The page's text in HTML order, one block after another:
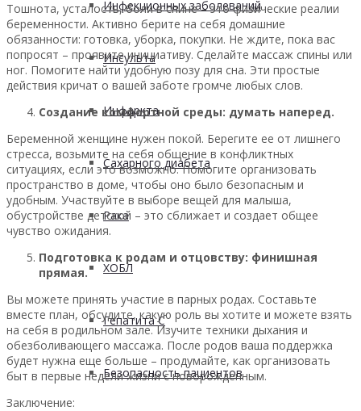
Инфекционных заболеваний
Инсульта
Инфаркта
Сахарного диабета
Рака
ХОБЛ
Гепатита С
Безопасность пациентов
Тошнота, усталость, боли в спине – это физические реалии
беременности. Активно берите на себя домашние
обязанности: готовка, уборка, покупки. Не ждите, пока вас
попросят – проявите инициативу. Сделайте массаж спины или
ног. Помогите найти удобную позу для сна. Эти простые
действия кричат о вашей заботе громче любых слов.
Создание комфортной среды: думать наперед.
Беременной женщине нужен покой. Берегите ее от лишнего
стресса, возьмите на себя общение в конфликтных
ситуациях, если это возможно. Помогите организовать
пространство в доме, чтобы оно было безопасным и
удобным. Участвуйте в выборе вещей для малыша,
обустройстве детской – это сближает и создает общее
чувство ожидания.
Подготовка к родам и отцовству: финишная
прямая.
Вы можете принять участие в парных родах. Составьте
вместе план, обсудите, какую роль вы хотите и можете взять
на себя в родильном зале. Изучите техники дыхания и
обезболивающего массажа. После родов ваша поддержка
будет нужна еще больше – продумайте, как организовать
быт в первые недели жизни с новорожденным.
Заключение: